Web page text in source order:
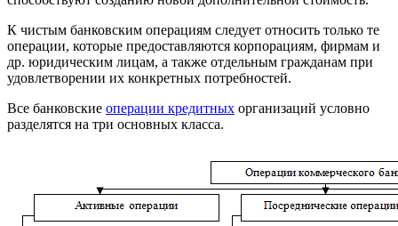
К чистым банковским операциям следует относить только те
операции, которые предоставляются корпорациям, фирмам и
др. юридическим лицам, а также отдельным гражданам при
удовлетворении их конкретных потребностей.
Все банковские операции кредитных организаций условно
разделятся на три основных класса.